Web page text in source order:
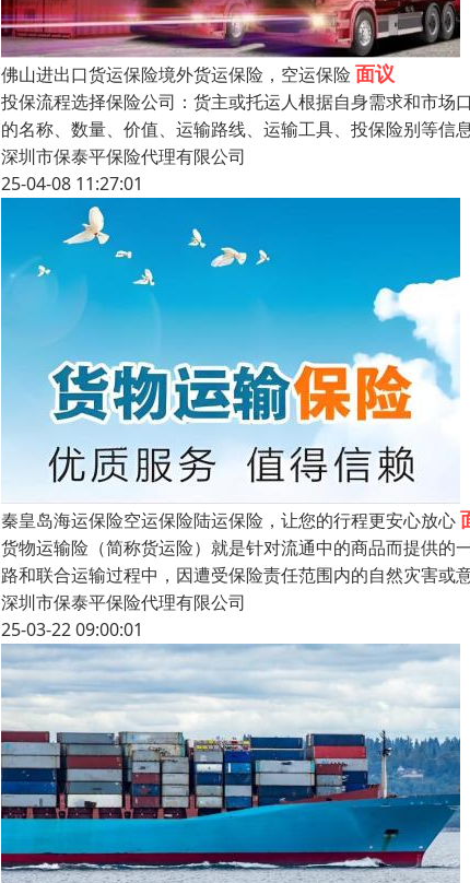
佛山进出口货运保险境外货运保险，空运保险 面议
投保流程选择保险公司：货主或托运人根据自身需求和市
的名称、数量、价值、运输路线、运输工具、投保险别等
深圳市保泰平保险代理有限公司
25-04-08 11:27:01
秦皇岛海运保险空运保险陆运保险，让您的行程更安心放心
货物运输险（简称货运险）就是针对流通中的商品而提供
路和联合运输过程中，因遭受保险责任范围内的自然灾害
深圳市保泰平保险代理有限公司
25-03-22 09:00:01